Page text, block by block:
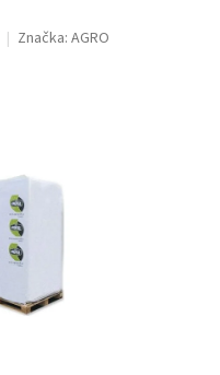
Značka: AGRO